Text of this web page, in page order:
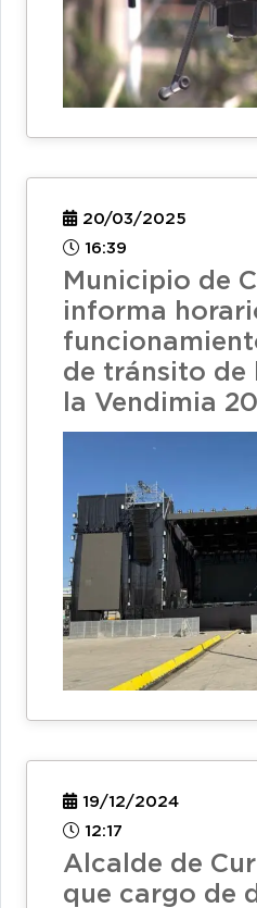
20/03/2025
16:39
Municipio de
informa
de tránsito de
la Vendimia
19/12/2024
12:17
Alcalde de
que cargo de